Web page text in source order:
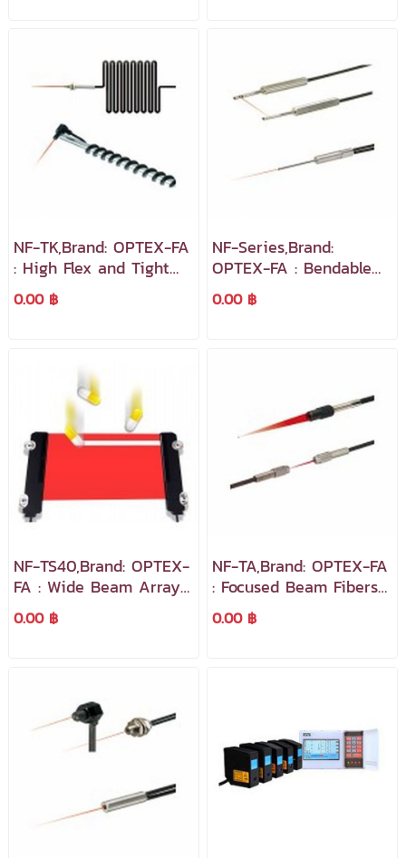
NF-TK,Brand: OPTEX-FA
: High Flex and Tight
Bend Fiber Cables
0.00 ฿
NF-Series,Brand:
OPTEX-FA : Bendable
and Non-Bendable
Sleeve Type Fiber
0.00 ฿
NF-TS40,Brand: OPTEX-
FA : Wide Beam Array
Fiber Cables
0.00 ฿
NF-TA,Brand: OPTEX-FA
: Focused Beam Fibers
and Add-on Lenses
0.00 ฿